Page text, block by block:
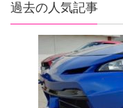
過去の人気記事